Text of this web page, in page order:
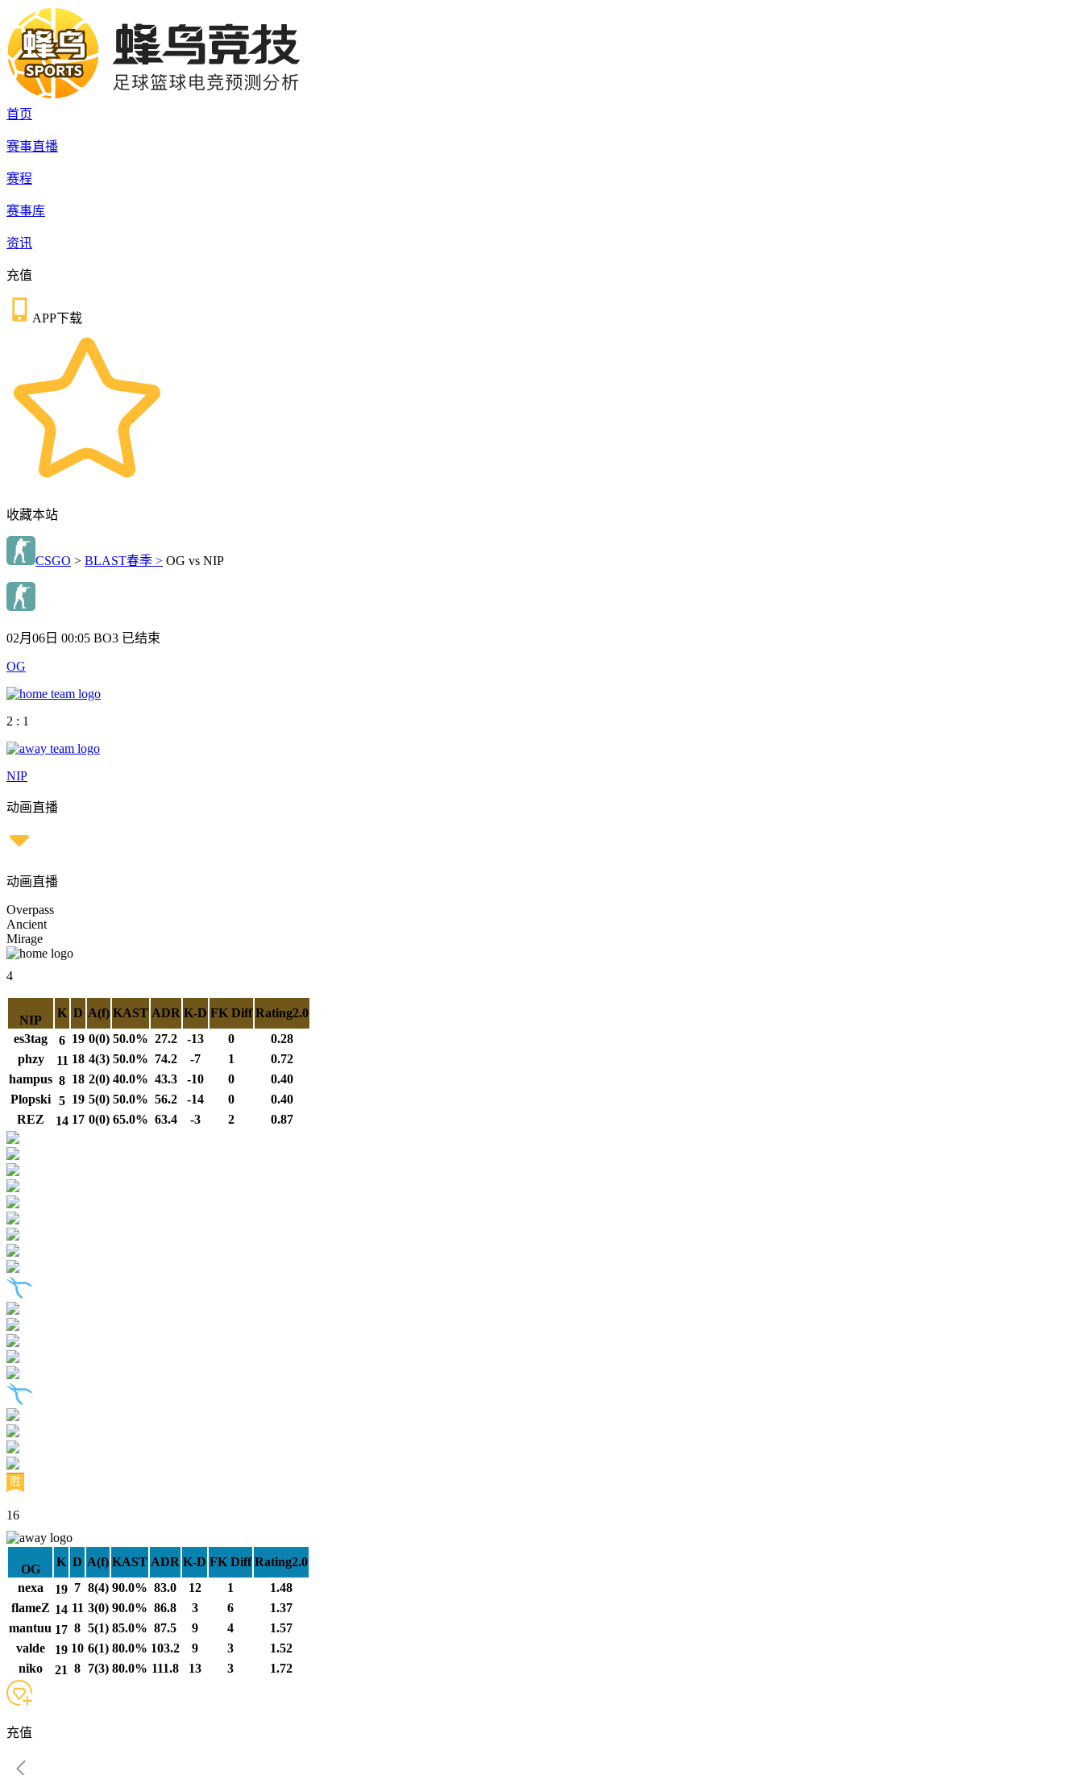
首页
赛事直播
赛程
赛事库
资讯
充值
APP下载
收藏本站
CSGO > BLAST春季 > OG vs NIP
02月06日 00:05 BO3 已结束
OG
2 : 1
NIP
动画直播
动画直播
Overpass
Ancient
Mirage
4
NIP
K D A(f) KAST ADR K-D FK Diff Rating2.0
es3tag
6 19 0(0) 50.0% 27.2 -13 0
0.28
phzy
11 18 4(3) 50.0% 74.2 -7 1
0.72
hampus 8 18 2(0) 40.0% 43.3 -10 0
0.40
Plopski 5 19 5(0) 50.0% 56.2 -14 0
0.40
REZ
14 17 0(0) 65.0% 63.4 -3 2 0.87
16
OG
K D A(f) KAST ADR K-D FK Diff Rating2.0
nexa
19 7 8(4) 90.0% 83.0 12 1
1.48
flameZ 14 11 3(0) 90.0% 86.8 3 6
1.37
mantuu 17 8 5(1) 85.0% 87.5 9 4
1.57
valde
19 10 6(1) 80.0% 103.2 9 3
1.52
niko
21 8 7(3) 80.0% 111.8 13 3 1.72
充值